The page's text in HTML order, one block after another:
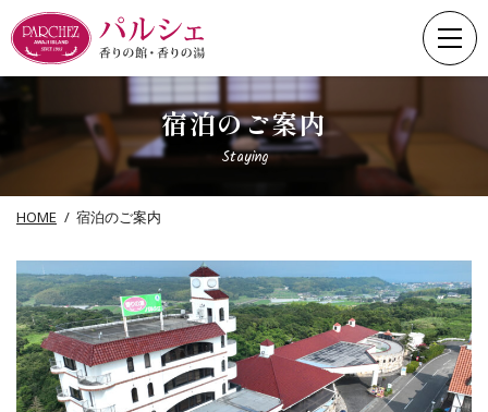
to
content
宿泊のご案内
Staying
HOME 宿泊のご案内